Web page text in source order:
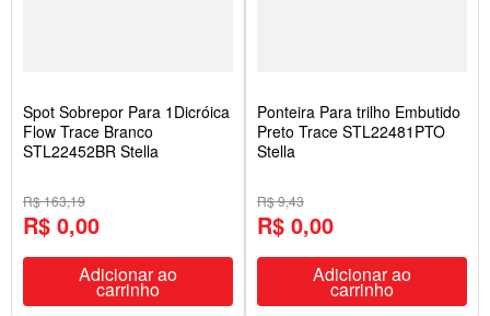
Spot Sobrepor Para 1Dicróica
Flow Trace Branco
STL22452BR Stella
R$ 163,19
R$ 0,00
Adicionar ao
carrinho
Ponteira Para trilho Embutido
Preto Trace STL22481PTO
Stella
R$ 9,43
R$ 0,00
Adicionar ao
carrinho